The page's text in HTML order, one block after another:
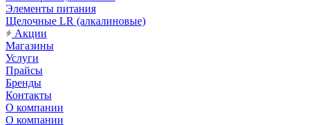
Элементы питания
Щелочные LR (алкалиновые)
Акции
Магазины
Услуги
Прайсы
Бренды
Контакты
О компании
О компании